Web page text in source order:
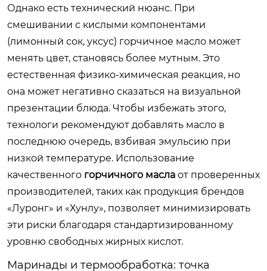
Однако есть технический нюанс. При
смешивании с кислыми компонентами
(лимонный сок, уксус) горчичное масло может
менять цвет, становясь более мутным. Это
естественная физико-химическая реакция, но
она может негативно сказаться на визуальной
презентации блюда. Чтобы избежать этого,
технологи рекомендуют добавлять масло в
последнюю очередь, взбивая эмульсию при
низкой температуре. Использование
качественного горчичного масла от проверенных
производителей, таких как продукция брендов
«Луронг» и «Хунлу», позволяет минимизировать
эти риски благодаря стандартизированному
уровню свободных жирных кислот.
Маринады и термообработка: точка